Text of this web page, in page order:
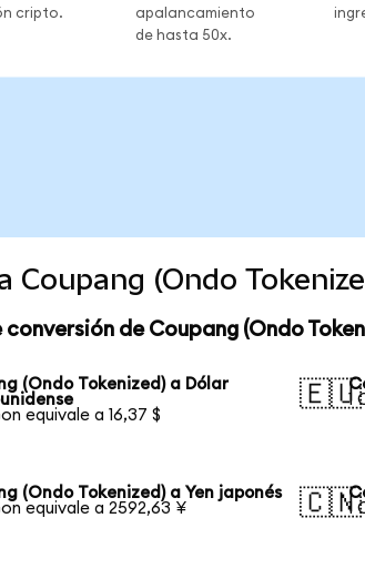
cripto.
apalancamiento
de hasta 50x.
Coupang (Ondo
conversión de Coupang (Ondo
(Ondo Tokenized) a Dólar
equivale a 16,37 $
🇪🇺
1
(Ondo Tokenized) a Yen japonés
equivale a 2592,63 ¥
🇨🇳
1